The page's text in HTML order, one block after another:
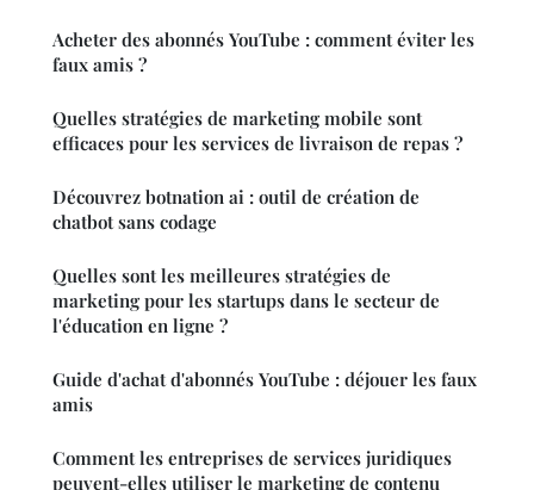
Acheter des abonnés YouTube : comment éviter les
faux amis ?
Quelles stratégies de marketing mobile sont
efficaces pour les services de livraison de repas ?
Découvrez botnation ai : outil de création de
chatbot sans codage
Quelles sont les meilleures stratégies de
marketing pour les startups dans le secteur de
l'éducation en ligne ?
Guide d'achat d'abonnés YouTube : déjouer les faux
amis
Comment les entreprises de services juridiques
peuvent-elles utiliser le marketing de contenu